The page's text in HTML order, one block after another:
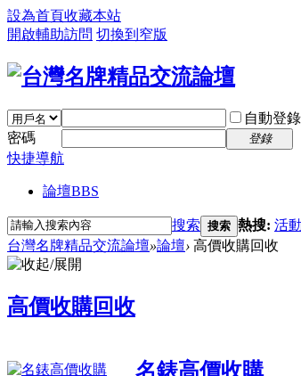
設為首頁收藏本站
開啟輔助訪問 切換到窄版
自動登錄
密碼
登錄
快捷導航
論壇BBS
搜索 搜索 熱搜: 活動
台灣名牌精品交流論壇»論壇› 高價收購回收
高價收購回收
名錶高價收購